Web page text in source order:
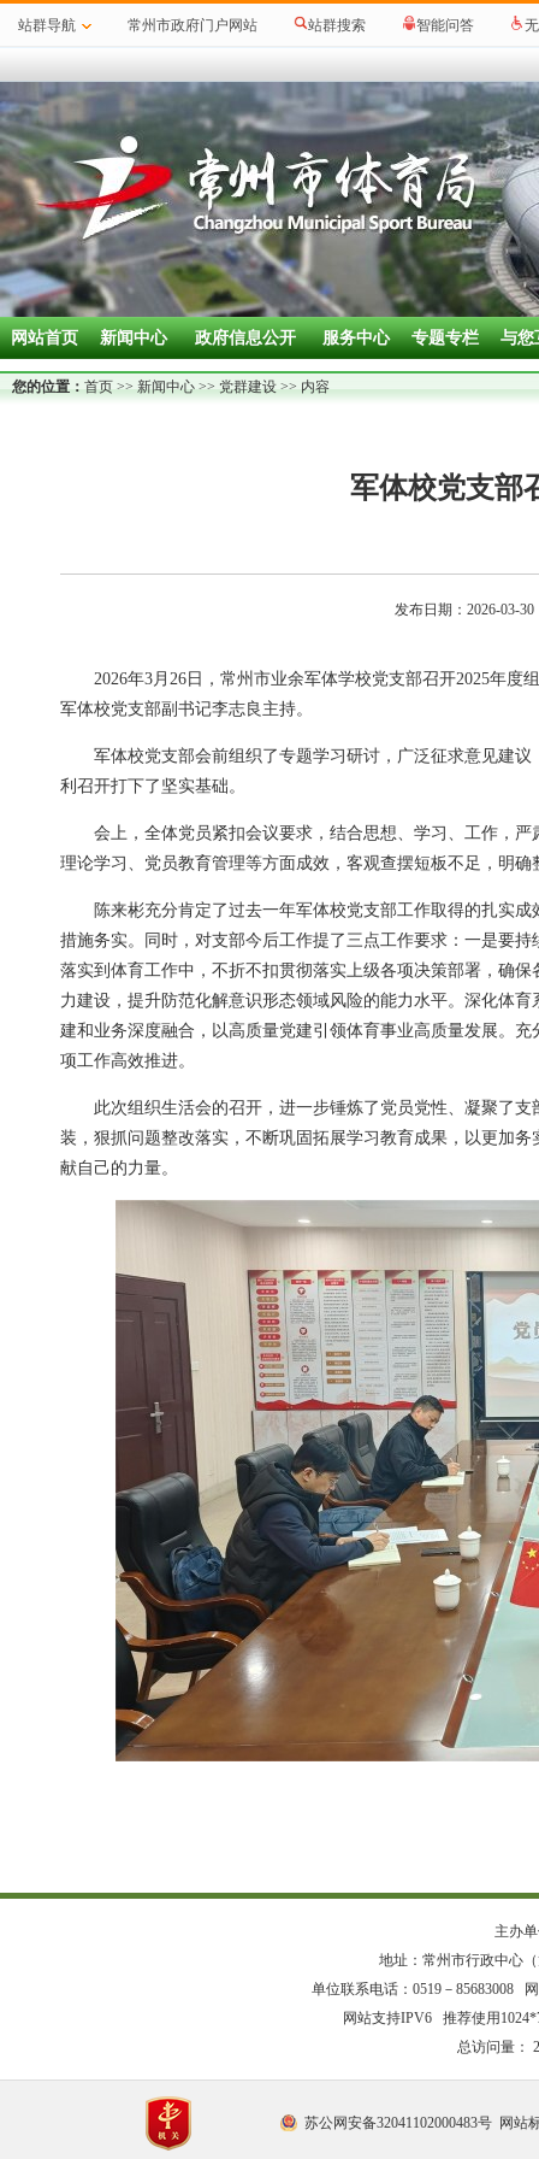
站群导航 常州市政府门户网站 站群搜索 智能问答
网站首页 新闻中心 政府信息公开 服务中心 专题专栏 与您
您的位置： 首页 >> 新闻中心 >> 党群建设 >> 内容
军体校党支部
发布日期：2026-03-
2026年3月26日，常州市业余军体学校党支部召开2025年
军体校党支部副书记李志良主持。
军体校党支部会前组织了专题学习研讨，广泛征求意见建
利召开打下了坚实基础。
会上，全体党员紧扣会议要求，结合思想、学习、工作，
理论学习、党员教育管理等方面成效，客观查摆短板不足，明确
陈来彬充分肯定了过去一年军体校党支部工作取得的扎实
措施务实。同时，对支部今后工作提了三点工作要求：一是要
落实到体育工作中，不折不扣贯彻落实上级各项决策部署，确
力建设，提升防范化解意识形态领域风险的能力水平。深化体
建和业务深度融合，以高质量党建引领体育事业高质量发展。
项工作高效推进。
此次组织生活会的召开，进一步锤炼了党员党性、凝聚了
装，狠抓问题整改落实，不断巩固拓展学习教育成果，以更加
献自己的力量。
主办
地址：常州市行政中心
单位联系电话：0519－85683008
网站支持IPV6 推荐使用
总访问量：
苏公网安备32041102000483号 网站